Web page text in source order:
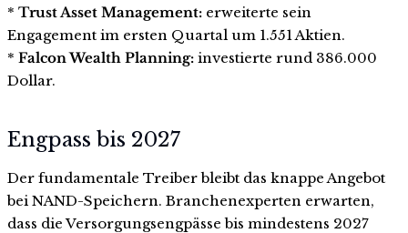
* Trust Asset Management: erweiterte sein
Engagement im ersten Quartal um 1.551 Aktien.
* Falcon Wealth Planning: investierte rund 386.000
Dollar.
Engpass bis 2027
Der fundamentale Treiber bleibt das knappe Angebot
bei NAND-Speichern. Branchenexperten erwarten,
dass die Versorgungsengpässe bis mindestens 2027